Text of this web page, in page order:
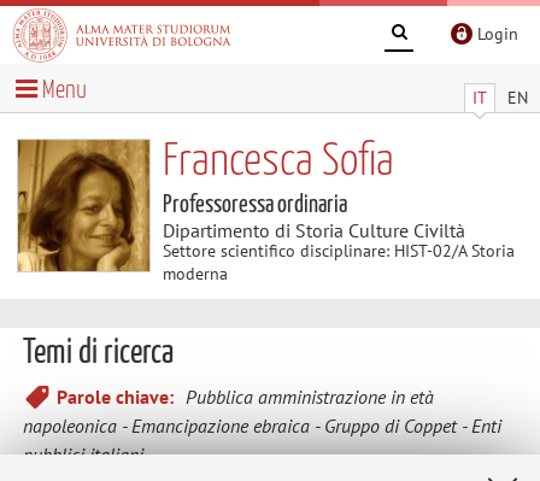
Login
IT EN
Menu
Francesca Sofia
Professoressa ordinaria
Dipartimento di Storia Culture Civiltà
Settore scientifico disciplinare: HIST-02/A Storia
moderna
Temi di ricerca
Parole chiave: Pubblica amministrazione in età
napoleonica
Emancipazione ebraica Gruppo di Coppet
Enti
pubblici italiani